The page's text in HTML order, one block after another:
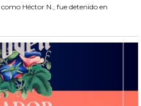
Héctor N., fue detenido en